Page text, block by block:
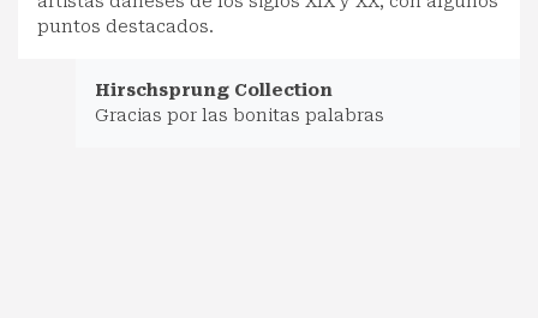
puntos destacados.
Hirschsprung Collection
Gracias por las bonitas palabras